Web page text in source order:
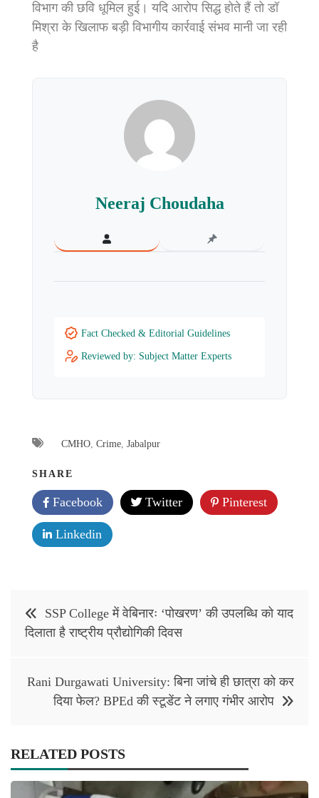
विभाग की छवि धूमिल हुई। यदि आरोप सिद्ध होते हैं तो डॉ
मिश्रा के खिलाफ बड़ी विभागीय कार्रवाई संभव मानी जा रही
है
Neeraj Choudaha
Fact Checked & Editorial Guidelines
Reviewed by: Subject Matter Experts
CMHO Crime Jabalpur
SHARE
Facebook Twitter Pinterest
Linkedin
navigation
SSP College में वेबिनारः ‘पोखरण’ की उपलब्धि को याद
दिलाता है राष्ट्रीय प्रौद्योगिकी दिवस
Rani Durgawati University: बिना जांचे ही छात्रा को कर
दिया फेल? BPEd की स्टूडेंट ने लगाए गंभीर आरोप
RELATED POSTS